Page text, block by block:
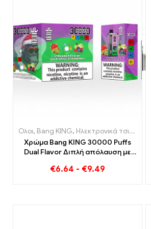
Ολοι, Bang KING, Ηλεκτρονικά τσιγάρα μιας χρήσης Λιθουανία
Χρώμα Bang KING 30000 Puffs
Dual Flavor Διπλή απόλαυση με
βατόμουρο
€6.64 - €9.49